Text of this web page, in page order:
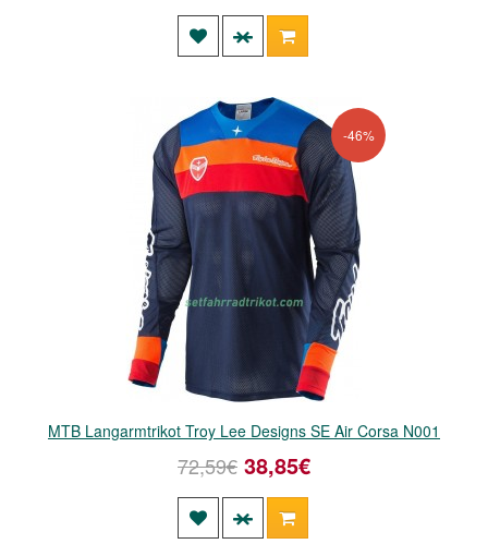
-46%
MTB Langarmtrikot Troy Lee Designs SE Air Corsa N001
72,59€ 38,85€